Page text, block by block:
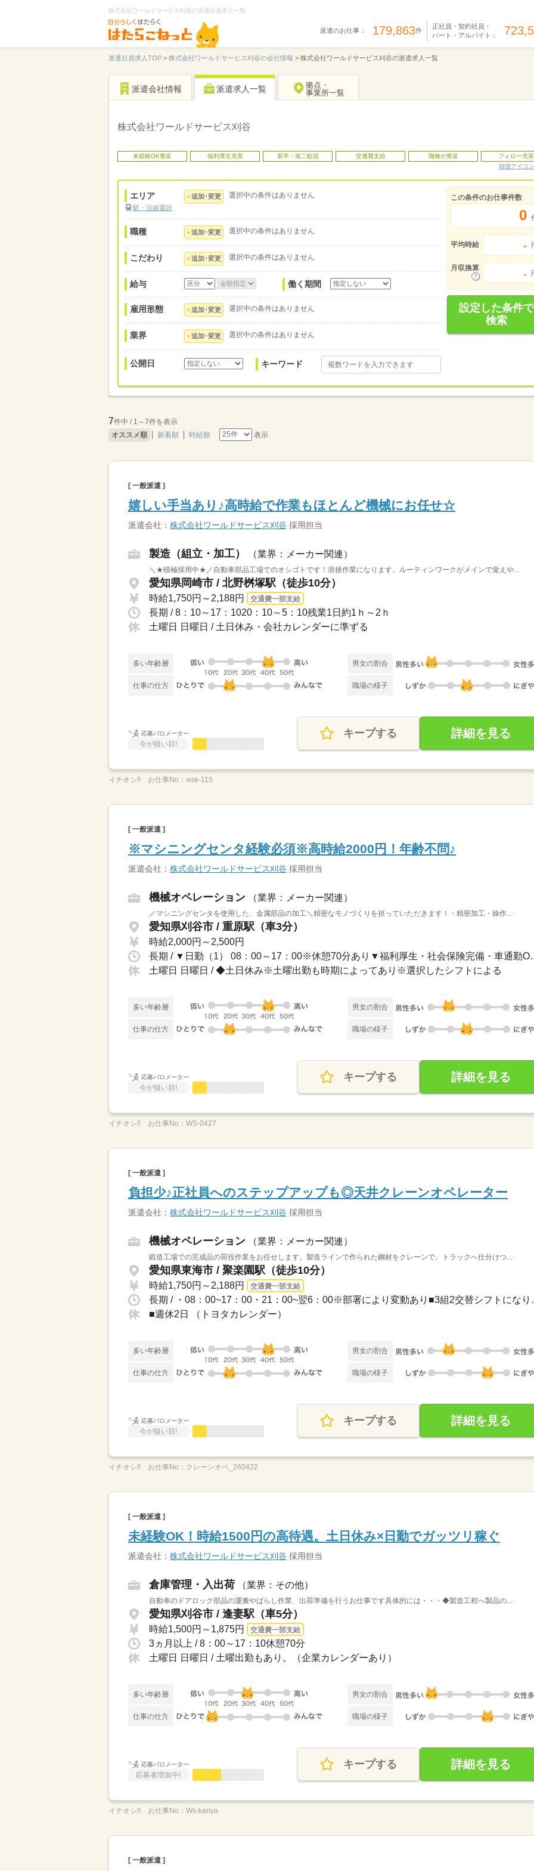
株式会社ワールドサービス刈谷の派遣社員求人一覧
派遣のお仕事： 179,863件
正社員・契約社員・
パート・アルバイト：
派遣社員求人TOP > 株式会社ワールドサービス刈谷の会社情報 > 株式会社ワールドサービス刈谷の派遣求人一覧
派遣会社情報 派遣求人一覧
拠点・
事業所一覧
株式会社ワールドサービス刈谷
未経験OK豊富 福利厚生充実 新卒・第二歓迎 交通費支給 職種が豊富
フォロー充実
特徴アイコ
エリア
駅・沿線選択
追加･変更 選択中の条件はありません
職種 追加･変更 選択中の条件はありません
こだわり 追加･変更 選択中の条件はありません
給与 働く期間
雇用形態 追加･変更 選択中の条件はありません
業界 追加･変更 選択中の条件はありません
公開日 キーワード
この条件のお仕事件数
0
平均時給 -
月収換算
-
設定した条件で
検索
7件中 / 1～7件を表示
オススメ順
新着順 時給順 表示
[ 一般派遣 ]
嬉しい手当あり♪高時給で作業もほとんど機械にお任せ☆
派遣会社： 株式会社ワールドサービス刈谷 採用担当
製造（組立・加工） （業界：メーカー関連）
＼★積極採用中★／自動車部品工場でのオシゴトです！溶接作業になります。ルーティンワークがメインで覚えや...
愛知県岡崎市 / 北野桝塚駅（徒歩10分）
時給1,750円～2,188円 交通費一部支給
長期 / 8：10～17：1020：10～5：10残業1日約1ｈ～2ｈ
土曜日 日曜日 / 土日休み・会社カレンダーに準ずる
多い年齢層 男女の割合
仕事の仕方 職場の様子
応募バロメーター
今が狙い目!
キープする 詳細を見る
イチオシ!! お仕事No： wsk-115
[ 一般派遣 ]
※マシニングセンタ経験必須※高時給2000円！年齢不問♪
派遣会社： 株式会社ワールドサービス刈谷 採用担当
機械オペレーション （業界：メーカー関連）
／マシニングセンタを使用した、金属部品の加工＼精密なモノづくりを担っていただきます！・精密加工・操作...
愛知県刈谷市 / 重原駅（車3分）
時給2,000円～2,500円
長期 / ▼日勤（1） 08
土曜日 日曜日 / ◆土日休み※土曜出勤も時期によってあり※選択したシフトによる
多い年齢層 男女の割合
仕事の仕方 職場の様子
応募バロメーター
今が狙い目!
キープする 詳細を見る
イチオシ!! お仕事No： WS-0427
[ 一般派遣 ]
負担少♪正社員へのステップアップも◎天井クレーンオペレーター
派遣会社： 株式会社ワールドサービス刈谷 採用担当
機械オペレーション （業界：メーカー関連）
鍛造工場での完成品の荷役作業をお任せします。製造ラインで作られた鋼材をクレーンで、トラックへ仕分けつ...
愛知県東海市 / 聚楽園駅（徒歩10分）
時給1,750円～2,188円 交通費一部支給
長期 / ・08：
■週休2日 （トヨタカレンダー）
多い年齢層 男女の割合
仕事の仕方 職場の様子
応募バロメーター
今が狙い目!
キープする 詳細を見る
イチオシ!! お仕事No： クレーンオペ_260422
[ 一般派遣 ]
未経験OK！時給1500円の高待遇。土日休み×日勤でガッツリ稼ぐ
派遣会社： 株式会社ワールドサービス刈谷 採用担当
倉庫管理・入出荷 （業界：その他）
自動車のドアロック部品の運搬やばらし作業、出荷準備を行うお仕事です具体的には・・・◆製造工程へ製品の...
愛知県刈谷市 / 逢妻駅（車5分）
時給1,500円～1,875円 交通費一部支給
3ヵ月以上 / 8：00～17：10休憩70分
土曜日 日曜日 / 土曜出勤もあり。（企業カレンダーあり）
多い年齢層 男女の割合
仕事の仕方 職場の様子
応募バロメーター
応募者増加中!
キープする 詳細を見る
イチオシ!! お仕事No： Ws-kariya
[ 一般派遣 ]